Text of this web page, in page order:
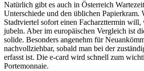
Natürlich gibt es auch in Österreich
Unterschiede und den üblichen Papierkram.
Stadtviertel sofort einen Facharzttermin
jubeln. Aber im europäischen Vergleich ist
solide. Besonders angenehm für
nachvollziehbar, sobald man bei der
erfasst ist. Die e-card wird schnell zum
Portemonnaie.